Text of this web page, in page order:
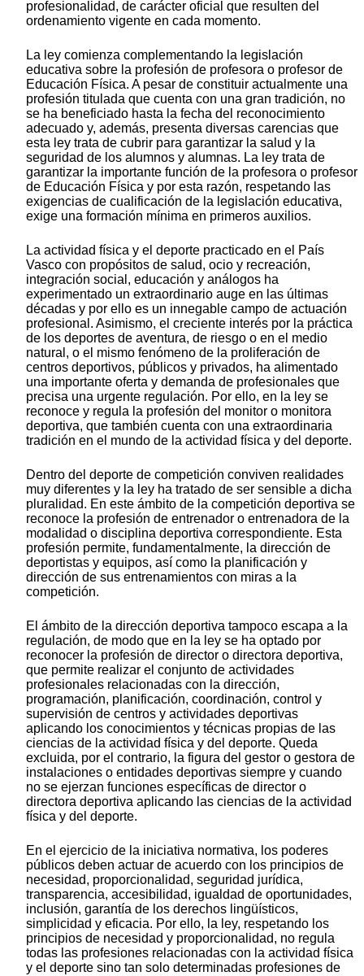
profesionalidad, de carácter oficial que resulten del
ordenamiento vigente en cada momento.
La ley comienza complementando la legislación
educativa sobre la profesión de profesora o profesor de
Educación Física. A pesar de constituir actualmente una
profesión titulada que cuenta con una gran tradición, no
se ha beneficiado hasta la fecha del reconocimiento
adecuado y, además, presenta diversas carencias que
esta ley trata de cubrir para garantizar la salud y la
seguridad de los alumnos y alumnas. La ley trata de
garantizar la importante función de la profesora o profesor
de Educación Física y por esta razón, respetando las
exigencias de cualificación de la legislación educativa,
exige una formación mínima en primeros auxilios.
La actividad física y el deporte practicado en el País
Vasco con propósitos de salud, ocio y recreación,
integración social, educación y análogos ha
experimentado un extraordinario auge en las últimas
décadas y por ello es un innegable campo de actuación
profesional. Asimismo, el creciente interés por la práctica
de los deportes de aventura, de riesgo o en el medio
natural, o el mismo fenómeno de la proliferación de
centros deportivos, públicos y privados, ha alimentado
una importante oferta y demanda de profesionales que
precisa una urgente regulación. Por ello, en la ley se
reconoce y regula la profesión del monitor o monitora
deportiva, que también cuenta con una extraordinaria
tradición en el mundo de la actividad física y del deporte.
Dentro del deporte de competición conviven realidades
muy diferentes y la ley ha tratado de ser sensible a dicha
pluralidad. En este ámbito de la competición deportiva se
reconoce la profesión de entrenador o entrenadora de la
modalidad o disciplina deportiva correspondiente. Esta
profesión permite, fundamentalmente, la dirección de
deportistas y equipos, así como la planificación y
dirección de sus entrenamientos con miras a la
competición.
El ámbito de la dirección deportiva tampoco escapa a la
regulación, de modo que en la ley se ha optado por
reconocer la profesión de director o directora deportiva,
que permite realizar el conjunto de actividades
profesionales relacionadas con la dirección,
programación, planificación, coordinación, control y
supervisión de centros y actividades deportivas
aplicando los conocimientos y técnicas propias de las
ciencias de la actividad física y del deporte. Queda
excluida, por el contrario, la figura del gestor o gestora de
instalaciones o entidades deportivas siempre y cuando
no se ejerzan funciones específicas de director o
directora deportiva aplicando las ciencias de la actividad
física y del deporte.
En el ejercicio de la iniciativa normativa, los poderes
públicos deben actuar de acuerdo con los principios de
necesidad, proporcionalidad, seguridad jurídica,
transparencia, accesibilidad, igualdad de oportunidades,
inclusión, garantía de los derechos lingüísticos,
simplicidad y eficacia. Por ello, la ley, respetando los
principios de necesidad y proporcionalidad, no regula
todas las profesiones relacionadas con la actividad física
y el deporte sino tan solo determinadas profesiones de